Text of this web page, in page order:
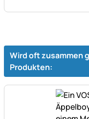
Wird oft zusammen
Produkten: